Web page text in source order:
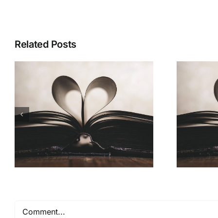
Related Posts